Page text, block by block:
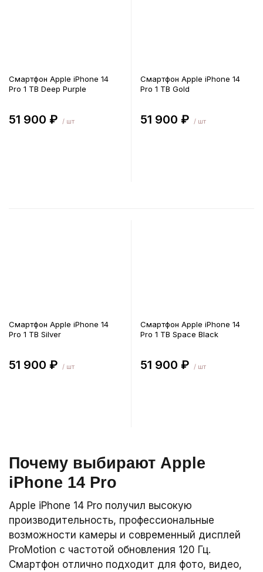
Смартфон Apple iPhone 14
Pro 1 TB Deep Purple
51 900 ₽ / шт
Смартфон Apple iPhone 14
Pro 1 TB Gold
51 900 ₽ / шт
Смартфон Apple iPhone 14
Pro 1 TB Silver
51 900 ₽ / шт
Смартфон Apple iPhone 14
Pro 1 TB Space Black
51 900 ₽ / шт
Почему выбирают Apple
iPhone 14 Pro
Apple iPhone 14 Pro получил высокую
производительность, профессиональные
возможности камеры и современный дисплей
ProMotion с частотой обновления 120 Гц.
Смартфон отлично подходит для фото, видео,